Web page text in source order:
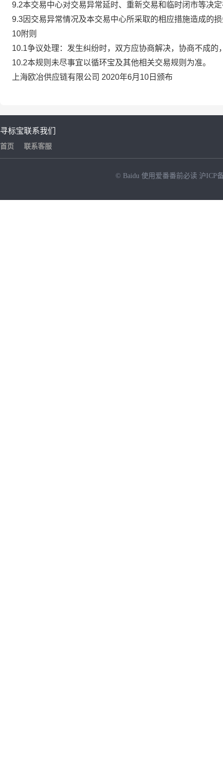
9.2本交易中心对交易异常延时、重新交易和临时闭市等决
9.3因交易异常情况及本交易中心所采取的相应措施造成的
10附则
10.1争议处理：发生纠纷时，双方应协商解决，协商不成
10.2本规则未尽事宜以循环宝及其他相关交易规则为准。
上海欧冶供应链有限公司 2020年6月10日颁布
寻标宝
首页
联系我们
联系客服
© Baidu 使用爱番番前必读 沪ICP